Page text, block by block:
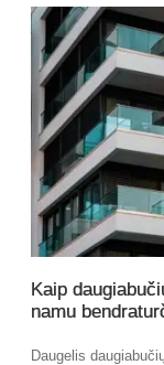
Kaip
namu
Daugelis